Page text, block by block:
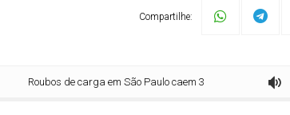
Compartilhe:
Roubos de carga em São Paulo caem 37% em maio